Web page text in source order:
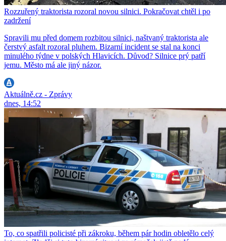
Rozzuřený traktorista rozoral novou silnici. Pokračovat chtěl i po
zadržení
Spravili mu před domem rozbitou silnici, naštvaný traktorista ale
čerstvý asfalt rozoral pluhem. Bizarní incident se stal na konci
minulého týdne v polských Hlavicích. Důvod? Silnice prý patří
jemu. Město má ale jiný názor.
Aktuálně.cz - Zprávy
dnes, 14:52
To, co spatřili policisté při zákroku, během pár hodin obletělo celý